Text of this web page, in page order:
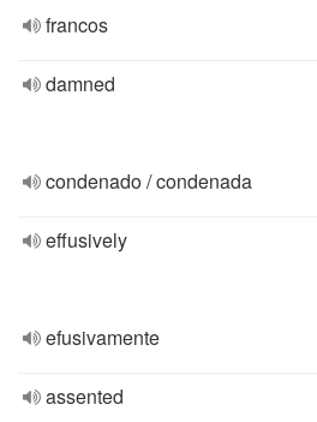
francos
damned
condenado / condenada
effusively
efusivamente
assented